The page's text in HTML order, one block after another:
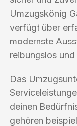
Umzugskönig
verfügt über
modernste
reibungslos
Das
deinen
gehören